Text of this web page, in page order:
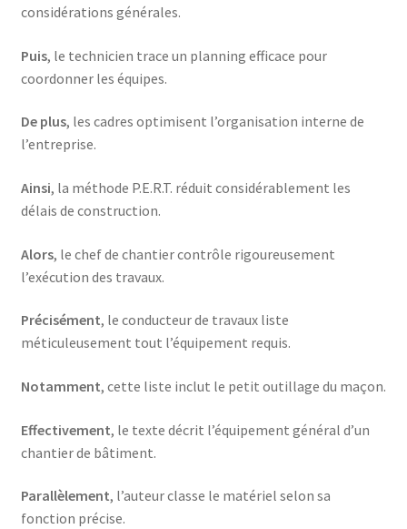
considérations générales.
Puis, le technicien trace un planning efficace pour
coordonner les équipes.
De plus, les cadres optimisent l’organisation interne de
l’entreprise.
Ainsi, la méthode P.E.R.T. réduit considérablement les
délais de construction.
Alors, le chef de chantier contrôle rigoureusement
l’exécution des travaux.
Précisément, le conducteur de travaux liste
méticuleusement tout l’équipement requis.
Notamment, cette liste inclut le petit outillage du maçon.
Effectivement, le texte décrit l’équipement général d’un
chantier de bâtiment.
Parallèlement, l’auteur classe le matériel selon sa
fonction précise.